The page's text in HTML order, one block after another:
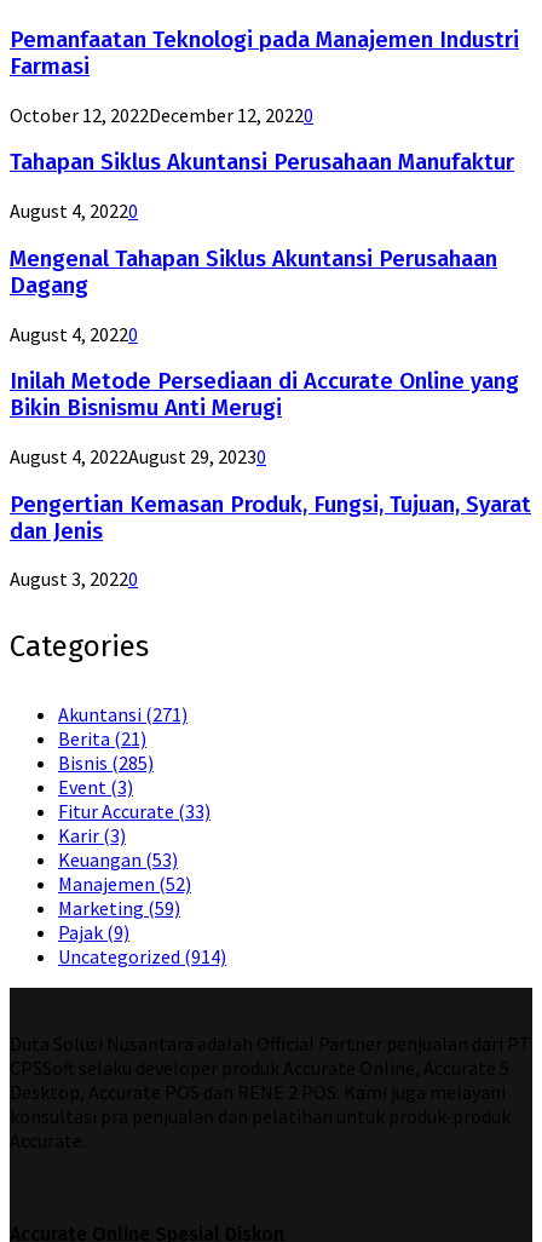
Pemanfaatan Teknologi pada Manajemen Industri
Farmasi
October 12, 2022December 12, 20220
Tahapan Siklus Akuntansi Perusahaan Manufaktur
August 4, 20220
Mengenal Tahapan Siklus Akuntansi Perusahaan
Dagang
August 4, 20220
Inilah Metode Persediaan di Accurate Online yang
Bikin Bisnismu Anti Merugi
August 4, 2022August 29, 20230
Pengertian Kemasan Produk, Fungsi, Tujuan, Syarat
dan Jenis
August 3, 20220
Categories
Akuntansi (271)
Berita (21)
Bisnis (285)
Event (3)
Fitur Accurate (33)
Karir (3)
Keuangan (53)
Manajemen (52)
Marketing (59)
Pajak (9)
Uncategorized (914)